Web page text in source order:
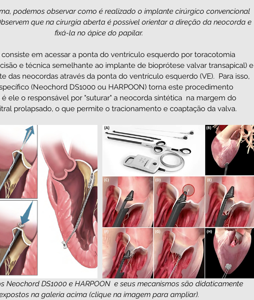
podemos observar como é realizado o implante cirúrgico convencional
que na cirurgia aberta é possível orientar a direção da neocorda e
fixá-la no ápice do papilar.
em acessar a ponta do ventrículo esquerdo por toracotomia
e técnica semelhante ao implante de bioprótese valvar transapical) e
das neocordas através da ponta do ventrículo esquerdo (VE).  Para isso,
(Neochord DS1000 ou HARPOON) torna este procedimento
é ele o responsável por "suturar" a neocorda sintética  na margem do
prolapsado, o que permite o tracionamento e coaptação da valva.
Neochord DS1000 e HARPOON  e seus mecanismos são didaticamente
na galeria acima (clique na imagem para ampliar).